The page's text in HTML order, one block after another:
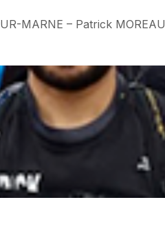
MARNE – Patrick MOREAU